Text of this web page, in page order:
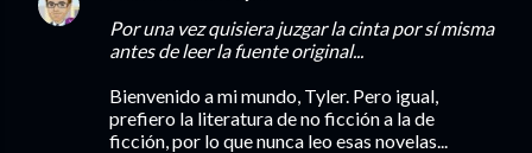
Por una vez quisiera juzgar la cinta por sí misma
antes de leer la fuente original...
Bienvenido a mi mundo, Tyler. Pero igual,
prefiero la literatura de no ficción a la de
ficción, por lo que nunca leo esas novelas...